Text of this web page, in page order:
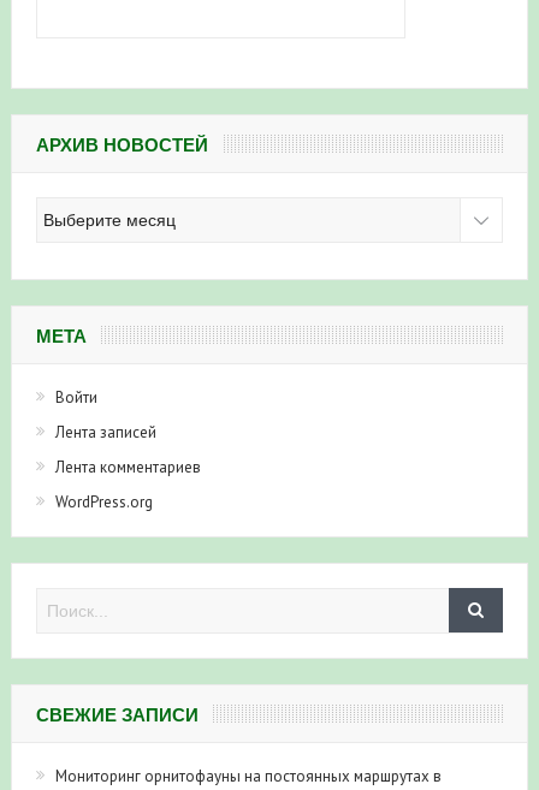
АРХИВ НОВОСТЕЙ
новостей
МЕТА
Войти
Лента записей
Лента комментариев
WordPress.org
СВЕЖИЕ ЗАПИСИ
Мониторинг орнитофауны на постоянных маршрутах в